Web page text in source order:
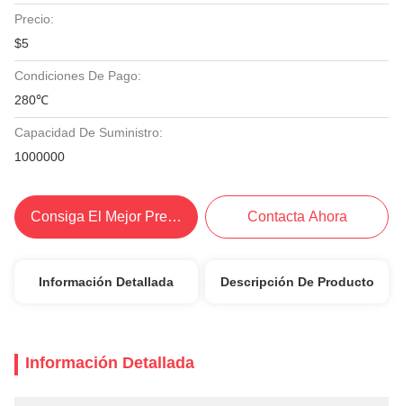
Precio:
$5
Condiciones De Pago:
280℃
Capacidad De Suministro:
1000000
Consiga El Mejor Precio Contacta Ahora
Información Detallada Descripción De Producto
Información Detallada